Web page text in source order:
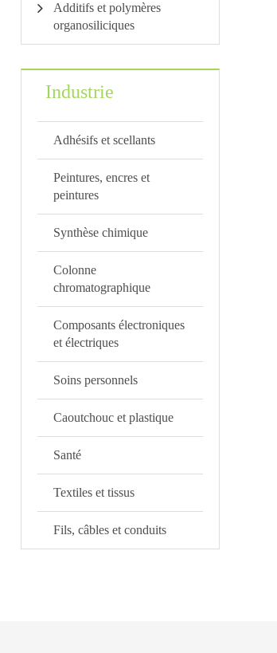
Additifs et polymères
organosiliciques
Industrie
Adhésifs et scellants
Peintures, encres et
peintures
Synthèse chimique
Colonne
chromatographique
Composants électroniques
et électriques
Soins personnels
Caoutchouc et plastique
Santé
Textiles et tissus
Fils, câbles et conduits